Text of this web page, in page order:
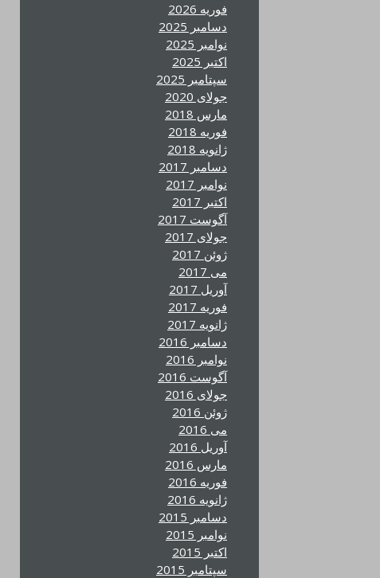
فوریه 2026
دسامبر 2025
نوامبر 2025
اکتبر 2025
سپتامبر 2025
جولای 2020
مارس 2018
فوریه 2018
ژانویه 2018
دسامبر 2017
نوامبر 2017
اکتبر 2017
آگوست 2017
جولای 2017
ژوئن 2017
می 2017
آوریل 2017
فوریه 2017
ژانویه 2017
دسامبر 2016
نوامبر 2016
آگوست 2016
جولای 2016
ژوئن 2016
می 2016
آوریل 2016
مارس 2016
فوریه 2016
ژانویه 2016
دسامبر 2015
نوامبر 2015
اکتبر 2015
سپتامبر 2015